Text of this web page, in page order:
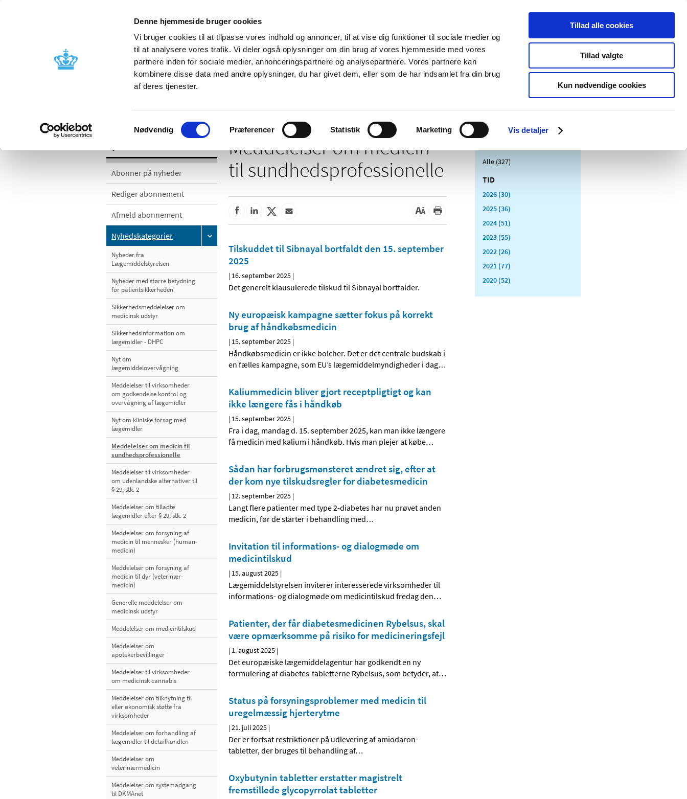
Denne hjemmeside bruger cookies
Vi bruger cookies til at tilpasse vores indhold og annoncer, til at vise dig funktioner til sociale medier og
til at analysere vores trafik. Vi deler også oplysninger om din brug af vores hjemmeside med vores
partnere inden for sociale medier, annonceringspartnere og analysepartnere. Vores partnere kan
kombinere disse data med andre oplysninger, du har givet dem, eller som de har indsamlet fra din brug
af deres tjenester.
Samtykkevalg
Nødvendig Præferencer Statistik Marketing Vis detaljer
Tillad alle cookies
Tillad valgte
Kun nødvendige cookies
Nyheder Om os Kontakt Udgivelser
Godkendelse og
Bivirkninger og
produktinformation
Tilskud og
Apoteker og salg af
Medicinsk
Særlige
produktområder
Abonner på nyheder
Rediger abonnement
Afmeld abonnement
Nyhedskategorier
Nyheder fra
Lægemiddelstyrelsen
Nyheder med større betydning
for patientsikkerheden
Sikkerhedsmeddelelser om
medicinsk udstyr
Sikkerhedsinformation om
lægemidler - DHPC
Nyt om
lægemiddelovervågning
Meddelelser til virksomheder
om godkendelse kontrol og
overvågning af lægemidler
Nyt om kliniske forsøg med
lægemidler
Meddelelser om medicin til
sundhedsprofessionelle
Meddelelser til virksomheder
om udenlandske alternativer til
§ 29, stk. 2
Meddelelser om tilladte
lægemidler efter § 29, stk. 2
Meddelelser om forsyning af
medicin til mennesker (human-
medicin)
Meddelelser om forsyning af
medicin til dyr (veterinær-
medicin)
Generelle meddelelser om
medicinsk udstyr
Meddelelser om medicintilskud
Meddelelser om
apotekerbevillinger
Meddelelser til virksomheder
om medicinsk cannabis
Meddelelser om tilknytning til
eller økonomisk støtte fra
virksomheder
Meddelelser om forhandling af
lægemidler til detailhandlen
Meddelelser om
veterinærmedicin
Meddelelser om systemadgang
til DKMAnet
Meddelelser om medicin
til sundhedsprofessionelle
Tilskuddet til Sibnayal bortfaldt den 15. september
2025
| 16. september 2025 |
Det generelt klausulerede tilskud til Sibnayal bortfalder.
Ny europæisk kampagne sætter fokus på korrekt
brug af håndkøbsmedicin
| 15. september 2025 |
Håndkøbsmedicin er ikke bolcher. Det er det centrale budskab i
en fælles kampagne, som EU’s lægemiddelmyndigheder i dag…
Kaliummedicin bliver gjort receptpligtigt og kan
ikke længere fås i håndkøb
| 15. september 2025 |
Fra i dag, mandag d. 15. september 2025, kan man ikke længere
få medicin med kalium i håndkøb. Hvis man plejer at købe…
Sådan har forbrugsmønsteret ændret sig, efter at
der kom nye tilskudsregler for diabetesmedicin
| 12. september 2025 |
Langt flere patienter med type 2-diabetes har nu prøvet anden
medicin, før de starter i behandling med…
Invitation til informations- og dialogmøde om
medicintilskud
| 15. august 2025 |
Lægemiddelstyrelsen inviterer interesserede virksomheder til
informations- og dialogmøde om medicintilskud fredag den…
Patienter, der får diabetesmedicinen Rybelsus, skal
være opmærksomme på risiko for medicineringsfejl
| 1. august 2025 |
Det europæiske lægemiddelagentur har godkendt en ny
formulering af diabetes-tabletterne Rybelsus, som betyder, at…
Status på forsyningsproblemer med medicin til
uregelmæssig hjerterytme
|21. juli 2025 |
Der er fortsat restriktioner på udlevering af amiodaron-
tabletter, der bruges til behandling af…
Oxybutynin tabletter erstatter magistrelt
fremstillede glycopyrrolat tabletter
Alle (327)
TID
2026 (30)
2025 (36)
2024 (51)
2023 (55)
2022 (26)
2021 (77)
2020 (52)